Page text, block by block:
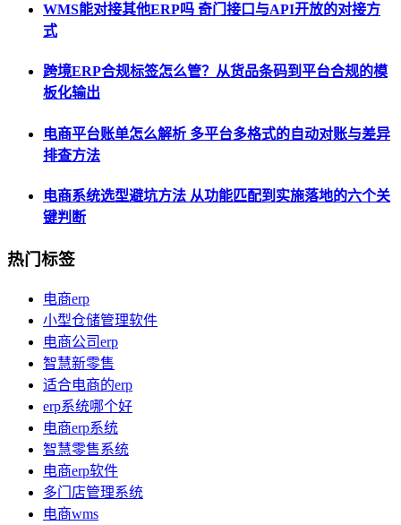
WMS能对接其他ERP吗 奇门接口与API开放的对接方
式
跨境ERP合规标签怎么管？从货品条码到平台合规的模
板化输出
电商平台账单怎么解析 多平台多格式的自动对账与差异
排查方法
电商系统选型避坑方法 从功能匹配到实施落地的六个关
键判断
热门标签
电商erp
小型仓储管理软件
电商公司erp
智慧新零售
适合电商的erp
erp系统哪个好
电商erp系统
智慧零售系统
电商erp软件
多门店管理系统
电商wms